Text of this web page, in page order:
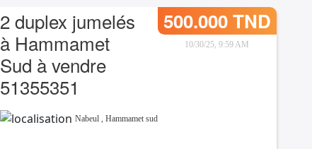
2 duplex jumelés
à Hammamet
Sud à vendre
51355351
500.000 TND
10/30/25, 9:59 AM
Nabeul ,Hammamet sud